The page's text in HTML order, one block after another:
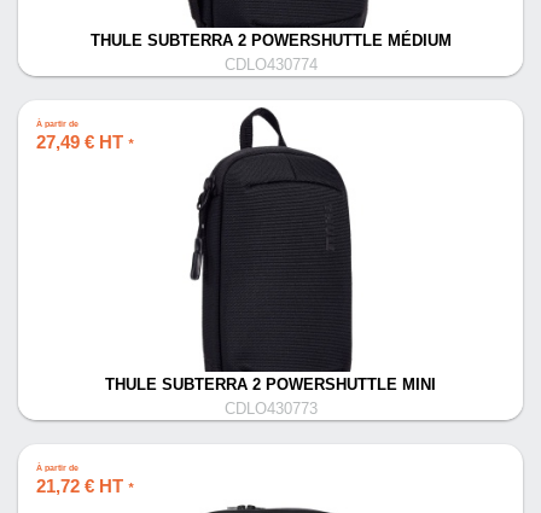
THULE SUBTERRA 2 POWERSHUTTLE MÉDIUM
CDLO430774
À partir de
27,49 € HT *
THULE SUBTERRA 2 POWERSHUTTLE MINI
CDLO430773
À partir de
21,72 € HT *